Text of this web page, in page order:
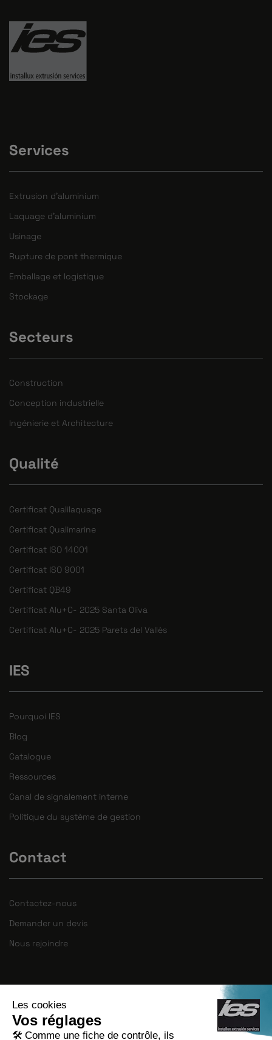
Services
Extrusion d'aluminium
Laquage d'aluminium
Usinage
Rupture de pont thermique
Emballage et logistique
Stockage
Secteurs
Construction
Conception industrielle
Ingénierie et Architecture
Qualité
Certificat Qualilaquage
Certificat Qualimarine
Certificat ISO 14001
Certificat ISO 9001
Certificat QB49
Certificat Alu+C- 2025 Santa Oliva
Certificat Alu+C- 2025 Parets del Vallès
IES
Pourquoi IES
Blog
Catalogue
Ressources
Canal de signalement interne
Politique du système de gestion
Contact
Contactez-nous
Demander un devis
Nous rejoindre
INSTALLUX EXTRUSION SERVICES S.L.U a